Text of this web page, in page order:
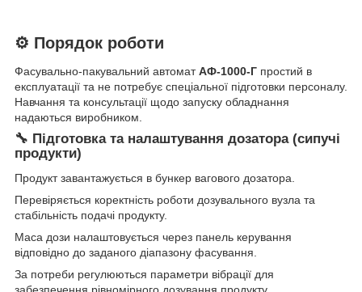
⚙️ Порядок роботи
Фасувально-пакувальний автоматАФ-1000-Г простий в
експлуатації та не потребує спеціальної підготовки персоналу.
Навчання та консультації щодо запуску обладнання
надаються виробником.
🔧 Підготовка та налаштування дозатора (сипучі
продукти)
Продукт завантажується в бункер вагового дозатора.
Перевіряється коректність роботи дозувального вузла та
стабільність подачі продукту.
Маса дози налаштовується через панель керування
відповідно до заданого діапазону фасування.
За потреби регулюються параметри вібрації для